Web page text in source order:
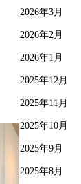
2026年3月
2026年2月
2026年1月
2025年12月
2025年11月
2025年10月
2025年9月
2025年8月